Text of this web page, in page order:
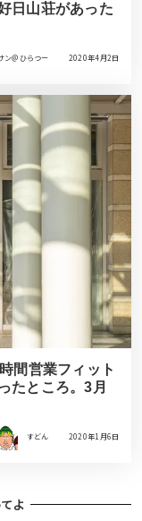
日山荘があった
ン＠ひらつー 2020年4月2日
間営業フィット
たところ。3月
すどん 2020年1月6日
よ